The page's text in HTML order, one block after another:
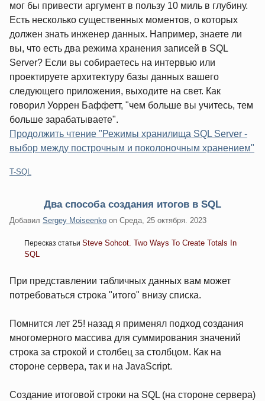
мог бы привести аргумент в пользу 10 миль в глубину.
Есть несколько существенных моментов, о которых
должен знать инженер данных. Например, знаете ли
вы, что есть два режима хранения записей в SQL
Server? Если вы собираетесь на интервью или
проектируете архитектуру базы данных вашего
следующего приложения, выходите на свет. Как
говорил Уоррен Баффетт, "чем больше вы учитесь, тем
больше зарабатываете".
Продолжить чтение "Режимы хранилища SQL Server -
выбор между построчным и поколоночным хранением"
Категории:
T-SQL
Два способа создания итогов в SQL
Добавил Sergey Moiseenko on Среда, 25 октября. 2023
Пересказ статьи Steve Sohcot. Two Ways To Create Totals In
SQL
При представлении табличных данных вам может
потребоваться строка "итого" внизу списка.
Помнится лет 25! назад я применял подход создания
многомерного массива для суммирования значений
строка за строкой и столбец за столбцом. Как на
стороне сервера, так и на JavaScript.
Создание итоговой строки на SQL (на стороне сервера)